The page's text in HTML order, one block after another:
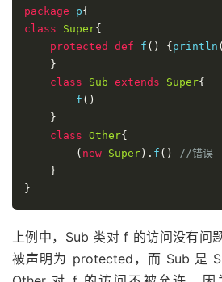
package p{
class
Super{
protected
def f () { println (
}
class
Sub extends Super{
        f
()
}
class Other{
( new Super ). f ()
//错误
}
}
上例中，Sub 类对 f 的访问没有问
被声明为 protected，而 Sub 是